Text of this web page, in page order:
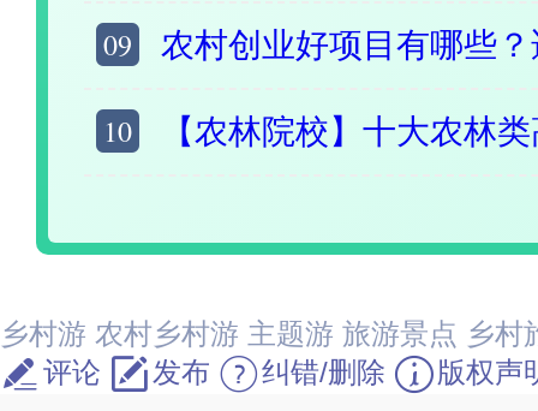
09 农村创业好项目有哪些？适合
10 【农林院校】十大农林类高校 农林类
乡村游 农村乡村游 主题游 旅游景点 乡村
评论
发布 纠错/删除 版权声